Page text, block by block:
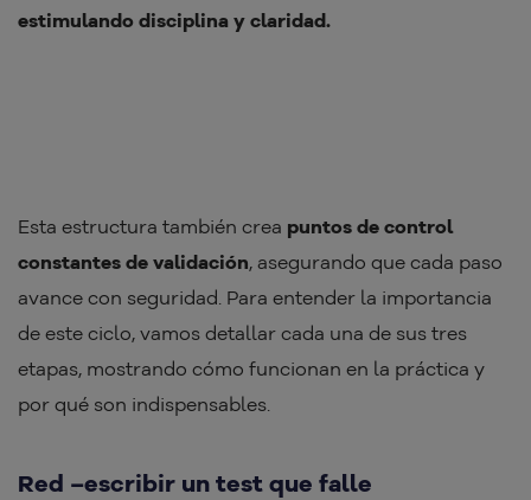
estimulando disciplina y claridad.
Esta estructura también crea puntos de control
constantes de validación, asegurando que cada paso
avance con seguridad. Para entender la importancia
de este ciclo, vamos detallar cada una de sus tres
etapas, mostrando cómo funcionan en la práctica y
por qué son indispensables.
Red –escribir un test que falle